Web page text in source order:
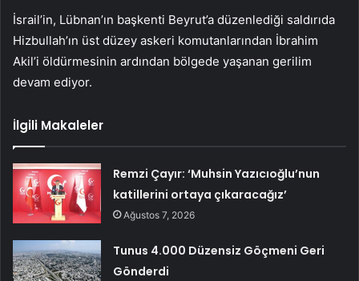
İsrail’in, Lübnan’ın başkenti Beyrut’a düzenlediği saldırıda
Hizbullah’ın üst düzey askeri komutanlarından İbrahim
Akil’i öldürmesinin ardından bölgede yaşanan gerilim
devam ediyor.
İlgili Makaleler
Remzi Çayır: ‘Muhsin Yazıcıoğlu’nun
katillerini ortaya çıkaracağız’
Ağustos 7, 2026
Tunus 4.000 Düzensiz Göçmeni Geri
Gönderdi